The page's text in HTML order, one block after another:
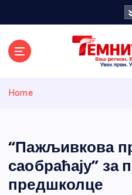
и
Home
“Пажљивкова
саобраћају” за
предшколце